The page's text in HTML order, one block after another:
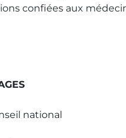
confiées aux
national